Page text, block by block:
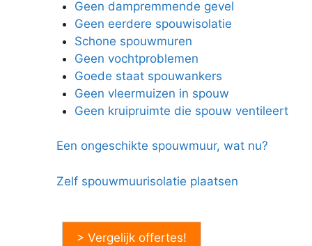
Geen dampremmende gevel
Geen eerdere spouwisolatie
Schone spouwmuren
Geen vochtproblemen
Goede staat spouwankers
Geen vleermuizen in spouw
Geen kruipruimte die spouw ventileert
Een ongeschikte spouwmuur, wat nu?
Zelf spouwmuurisolatie plaatsen
> Vergelijk offertes!